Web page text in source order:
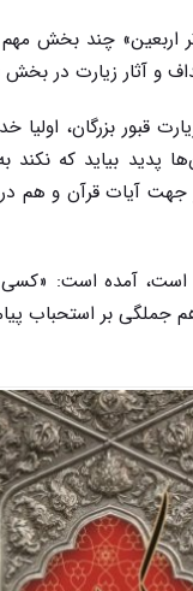
اربعین» چند بخش
و آثار زیارت در
بزرگان، اولیا
بیاید که نکند
قرآن و هم در
آمده است: «کسی
بر استحباب